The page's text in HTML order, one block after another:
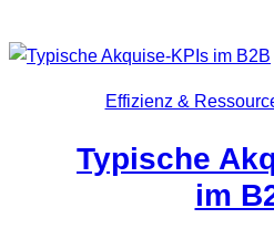
Effizienz &
Typische
im